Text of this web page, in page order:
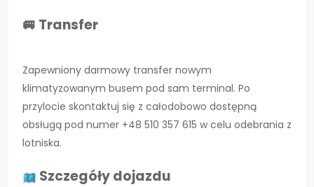
🚐 Transfer
Zapewniony darmowy transfer nowym
klimatyzowanym busem pod sam terminal. Po
przylocie skontaktuj się z całodobowo dostępną
obsługą pod numer +48 510 357 615 w celu odebrania z
lotniska.
Szczegóły dojazdu